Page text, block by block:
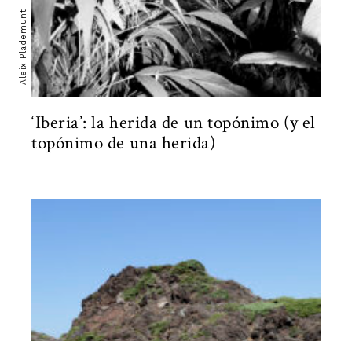
Aleix Plademunt
‘Iberia’: la herida de un topónimo (y el
topónimo de una herida)